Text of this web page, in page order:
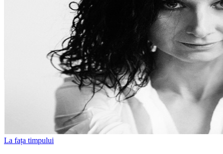
La fața timpului